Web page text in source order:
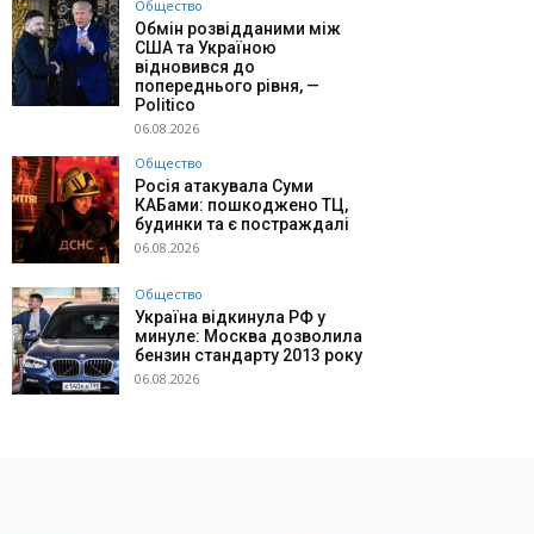
Общество
Обмін розвідданими між
США та Україною
відновився до
попереднього рівня, —
Politico
06.08.2026
Общество
Росія атакувала Суми
КАБами: пошкоджено ТЦ,
будинки та є постраждалі
06.08.2026
Общество
Україна відкинула РФ у
минуле: Москва дозволила
бензин стандарту 2013 року
06.08.2026